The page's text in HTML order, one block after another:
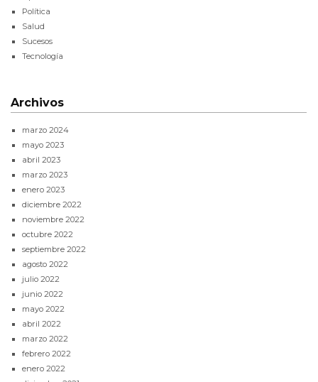
Política
Salud
Sucesos
Tecnología
Archivos
marzo 2024
mayo 2023
abril 2023
marzo 2023
enero 2023
diciembre 2022
noviembre 2022
octubre 2022
septiembre 2022
agosto 2022
julio 2022
junio 2022
mayo 2022
abril 2022
marzo 2022
febrero 2022
enero 2022